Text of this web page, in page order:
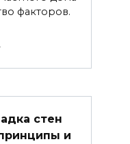
факторов.
стен
и